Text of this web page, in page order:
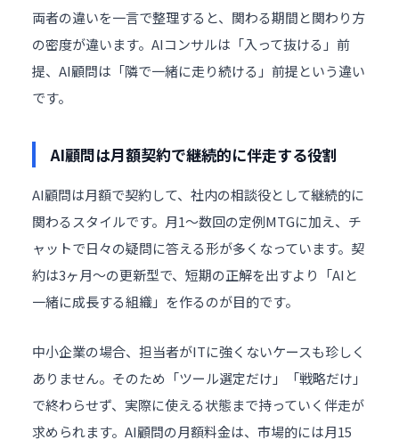
両者の違いを一言で整理すると、関わる期間と関わり方
の密度が違います。AIコンサルは「入って抜ける」前
提、AI顧問は「隣で一緒に走り続ける」前提という違い
です。
AI顧問は月額契約で継続的に伴走する役割
AI顧問は月額で契約して、社内の相談役として継続的に
関わるスタイルです。月1〜数回の定例MTGに加え、チ
ャットで日々の疑問に答える形が多くなっています。契
約は3ヶ月〜の更新型で、短期の正解を出すより「AIと
一緒に成長する組織」を作るのが目的です。
中小企業の場合、担当者がITに強くないケースも珍しく
ありません。そのため「ツール選定だけ」「戦略だけ」
で終わらせず、実際に使える状態まで持っていく伴走が
求められます。AI顧問の月額料金は、市場的には月15